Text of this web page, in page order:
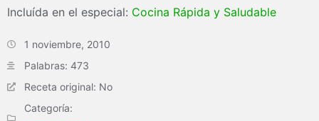
Incluída en el especial: Cocina Rápida y Saludable
1 noviembre, 2010
Palabras: 473
Receta original: No
Categoría: